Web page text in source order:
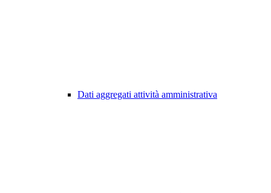
Dati aggregati attività amministrativa